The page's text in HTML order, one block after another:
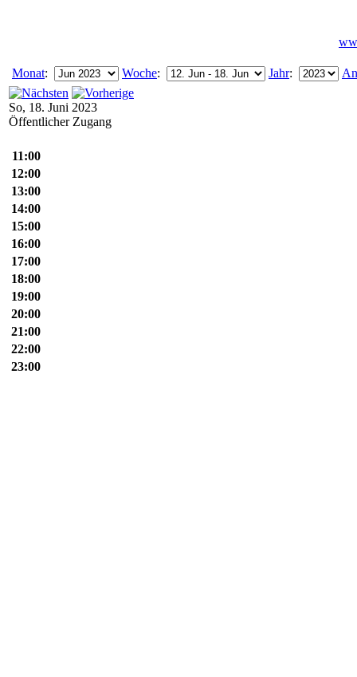
Monat: Woche: Jahr:
So, 18. Juni 2023
Öffentlicher Zugang
11:00
12:00
13:00
14:00
15:00
16:00
17:00
18:00
19:00
20:00
21:00
22:00
23:00